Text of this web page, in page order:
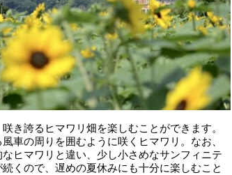
き誇るヒマワリ畑を楽しむことができます。
車の周りを囲むように咲くヒマワリ。なお、
ヒマワリと違い、少し小さめなサンフィニテ
くので、遅めの夏休みにも十分に楽しむこと